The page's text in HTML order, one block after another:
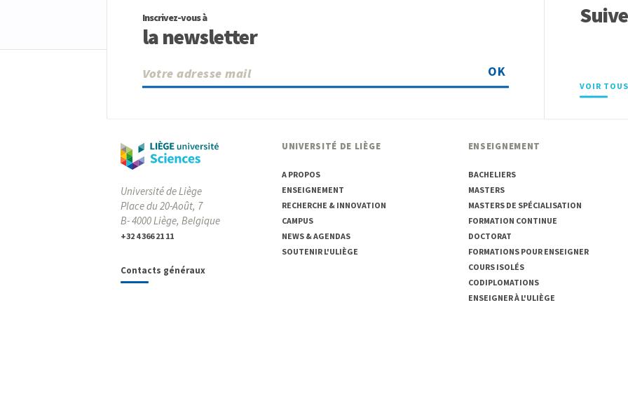
Inscrivez-vous à
la newsletter
OK
VOIR
Université de Liège
Place du 20-Août, 7
B- 4000 Liège, Belgique
+32 4 366 21 11
Contacts généraux
UNIVERSITÉ DE LIÈGE
A PROPOS
ENSEIGNEMENT
RECHERCHE & INNOVATION
CAMPUS
NEWS & AGENDAS
SOUTENIR L'ULIÈGE
ENSEIGNEMENT
BACHELIERS
MASTERS
MASTERS DE SPÉCIALISATION
FORMATION CONTINUE
DOCTORAT
FORMATIONS POUR ENSEIGNER
COURS ISOLÉS
CODIPLOMATIONS
ENSEIGNER À L'ULIÈGE